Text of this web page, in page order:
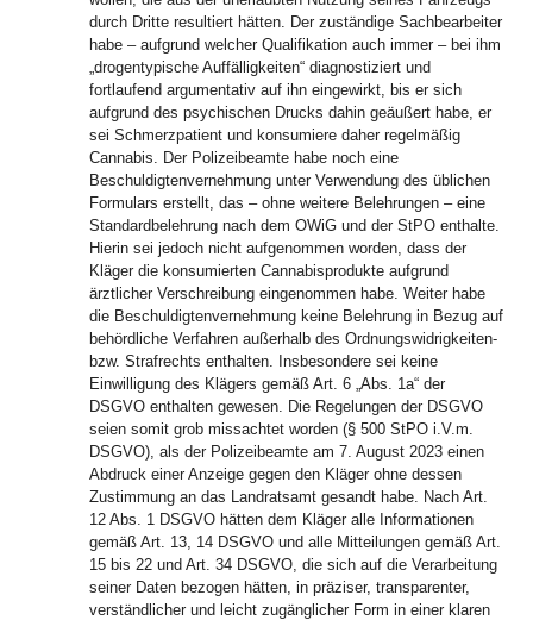
durch Dritte resultiert hätten. Der zuständige Sachbearbeiter
habe – aufgrund welcher Qualifikation auch immer – bei ihm
„drogentypische Auffälligkeiten“ diagnostiziert und
fortlaufend argumentativ auf ihn eingewirkt, bis er sich
aufgrund des psychischen Drucks dahin geäußert habe, er
sei Schmerzpatient und konsumiere daher regelmäßig
Cannabis. Der Polizeibeamte habe noch eine
Beschuldigtenvernehmung unter Verwendung des üblichen
Formulars erstellt, das – ohne weitere Belehrungen – eine
Standardbelehrung nach dem OWiG und der StPO enthalte.
Hierin sei jedoch nicht aufgenommen worden, dass der
Kläger die konsumierten Cannabisprodukte aufgrund
ärztlicher Verschreibung eingenommen habe. Weiter habe
die Beschuldigtenvernehmung keine Belehrung in Bezug auf
behördliche Verfahren außerhalb des Ordnungswidrigkeiten-
bzw. Strafrechts enthalten. Insbesondere sei keine
Einwilligung des Klägers gemäß Art. 6 „Abs. 1a“ der
DSGVO enthalten gewesen. Die Regelungen der DSGVO
seien somit grob missachtet worden (§ 500 StPO i.V.m.
DSGVO), als der Polizeibeamte am 7. August 2023 einen
Abdruck einer Anzeige gegen den Kläger ohne dessen
Zustimmung an das Landratsamt gesandt habe. Nach Art.
12 Abs. 1 DSGVO hätten dem Kläger alle Informationen
gemäß Art. 13, 14 DSGVO und alle Mitteilungen gemäß Art.
15 bis 22 und Art. 34 DSGVO, die sich auf die Verarbeitung
seiner Daten bezogen hätten, in präziser, transparenter,
verständlicher und leicht zugänglicher Form in einer klaren